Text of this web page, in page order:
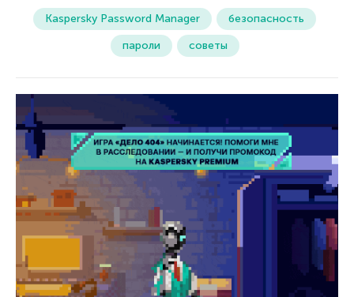
Kaspersky Password Manager
безопасность
пароли
советы